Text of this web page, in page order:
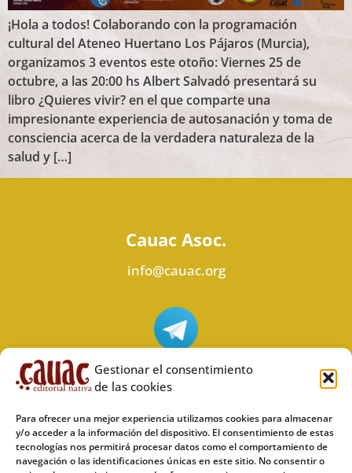
Gestionar el consentimiento
de las cookies
Para ofrecer una mejor experiencia utilizamos cookies para almacenar
y/o acceder a la información del dispositivo. El consentimiento de estas
tecnologías nos permitirá procesar datos como el comportamiento de
navegación o las identificaciones únicas en este sitio. No consentir o
¡Hola a todos! Colaborando con la programación
cultural del Ateneo Huertano Los Pájaros (Murcia),
organizamos 3 eventos este otoño: Viernes 25 de
octubre, a las 20:00 hs Albert Salvadó presentará su
libro ¿Quieres vivir? en el que comparte una
impresionante experiencia de autosanación y toma de
consciencia acerca de la verdadera naturaleza de la
salud y […]
Cauac Asoc.
info@cauac.org
Síguenos en Telegram
Síguenos en Odysee